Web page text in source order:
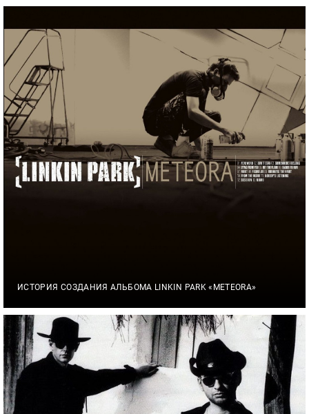
ИСТОРИЯ СОЗДАНИЯ АЛЬБОМА LINKIN PARK «METEORA»